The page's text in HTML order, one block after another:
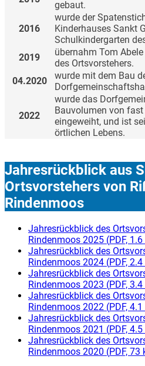
gebaut.
2016
wurde der
Kinderhauses Sankt
Schulkindergarten
2019
übernahm Tom
des Ortsvorstehers.
04.2020
wurde mit dem Bau
2022
wurde das
Bauvolumen von
eingeweiht, und ist
örtlichen Lebens.
Jahresrückblick aus
Ortsvorstehers von
Rindenmoos
Jahresrückblick des
Rindenmoos 2025 (PDF,
Jahresrückblick des
Rindenmoos 2024 (PDF,
Jahresrückblick des
Rindenmoos 2023 (PDF,
Jahresrückblick des
Rindenmoos 2022 (PDF,
Jahresrückblick des
Rindenmoos 2021 (PDF,
Jahresrückblick des
Rindenmoos 2020 (PDF, 73